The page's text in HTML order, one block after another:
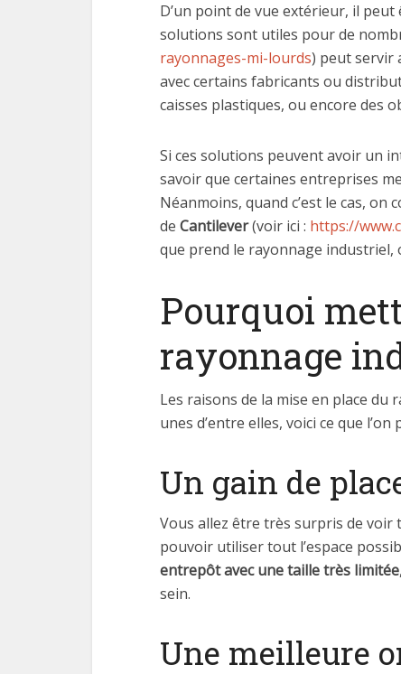
D’un point de vue extérieur, il
solutions sont utiles pour de
rayonnages-mi-lourds) peut servir
avec certains fabricants ou
caisses plastiques, ou encore des
Si ces solutions peuvent avoir un
savoir que certaines entreprises
Néanmoins, quand c’est le cas,
de Cantilever(voir ici : https://
que prend le rayonnage industriel,
Pourquoi
rayonnage
Les raisons de la mise en place
unes d’entre elles, voici ce que
Un gain de
Vous allez être très surpris de voir
pouvoir utiliser tout l’espace
entrepôt avec une taille très limitée
sein.
Une meilleure